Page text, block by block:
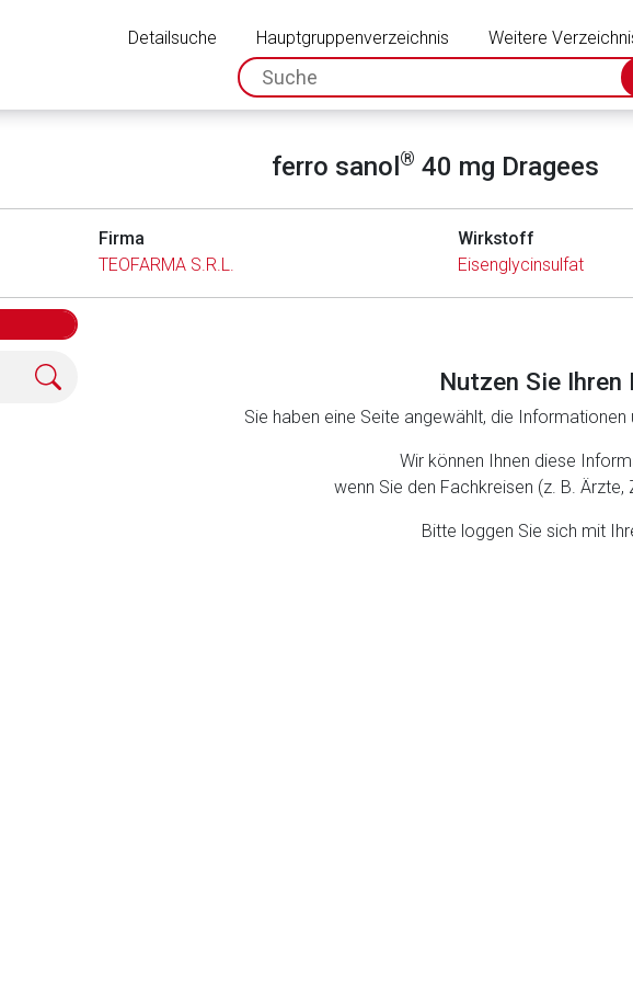
Detailsuche Hauptgruppenverzeichnis
Weitere
spc.search.input.placeholder
ferro sanol ® 40 mg Dragees
Firma
TEOFARMA S.R.L.
Wirkstoff
Eisenglycinsulfat
Nutzen Sie Ihren
Sie haben eine Seite angewählt, die
Wir können Ihnen diese
wenn Sie den Fachkreisen (z. B.
Bitte loggen Sie sich mit
Aufruf einer externen Seite
Der von Ihnen aufgerufene Link öffnet eine externe Web-Seite. Für die Inhalte